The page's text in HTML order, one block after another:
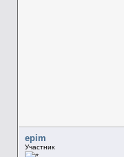
epim
Участник